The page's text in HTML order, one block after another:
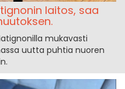
laitos, saa
mukavasti
uutta puhtia nuoren